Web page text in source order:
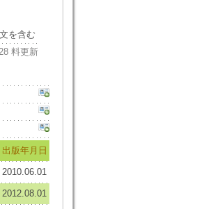
を含む
料更新
出版年月日
2010.06.01
2012.08.01